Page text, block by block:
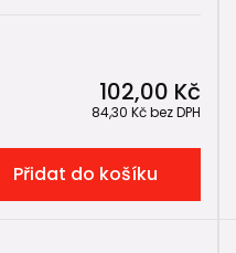
102,00 Kč
84,30 Kčbez DPH
Přidat do košíku